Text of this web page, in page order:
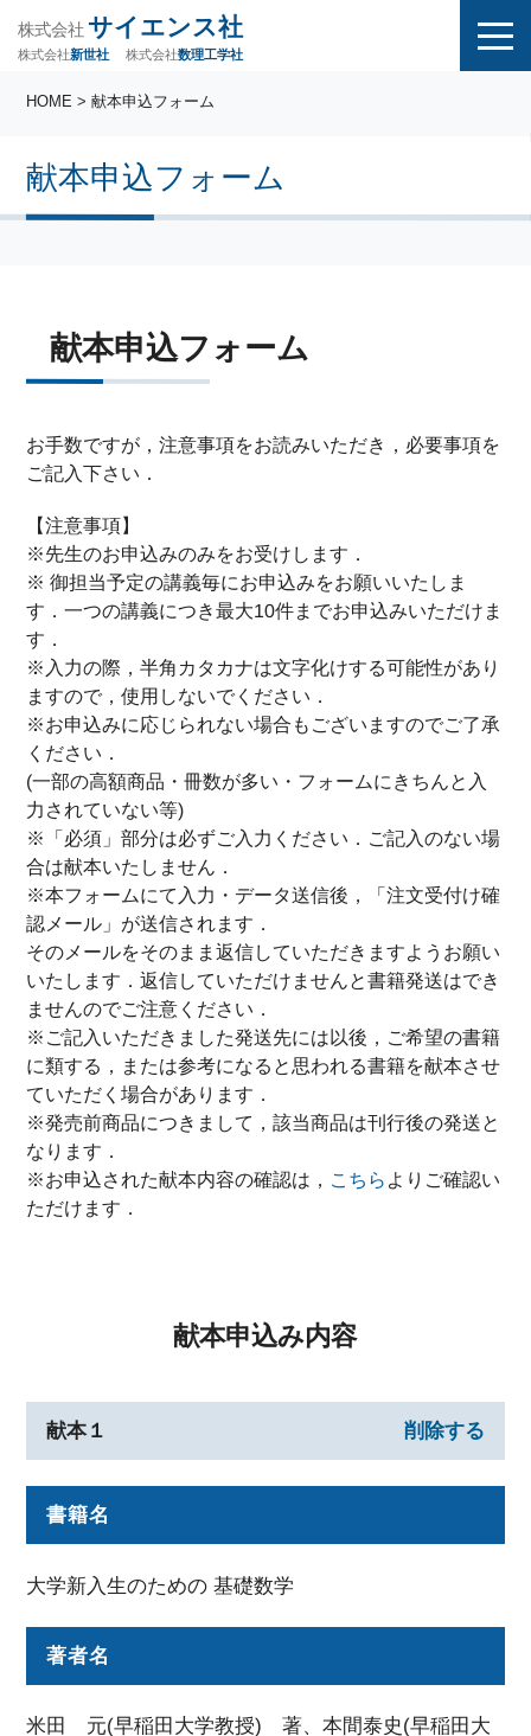
株式会社 サイエンス社
株式会社新世社 株式会社数理工学社
献本申込フォーム
HOME > 献本申込フォーム
献本申込フォーム
お手数ですが，注意事項をお読みいただき，必要事項を
ご記入下さい．
【注意事項】
※先生のお申込みのみをお受けします．
※ 御担当予定の講義毎にお申込みをお願いいたしま
す．一つの講義につき最大10件までお申込みいただけま
す．
※入力の際，半角カタカナは文字化けする可能性があり
ますので，使用しないでください．
※お申込みに応じられない場合もございますのでご了承
ください．
(一部の高額商品・冊数が多い・フォームにきちんと入
力されていない等)
※「必須」部分は必ずご入力ください．ご記入のない場
合は献本いたしません．
※本フォームにて入力・データ送信後，「注文受付け確
認メール」が送信されます．
そのメールをそのまま返信していただきますようお願い
いたします．返信していただけませんと書籍発送はでき
ませんのでご注意ください．
※ご記入いただきました発送先には以後，ご希望の書籍
に類する，または参考になると思われる書籍を献本させ
ていただく場合があります．
※発売前商品につきまして，該当商品は刊行後の発送と
なります．
※お申込された献本内容の確認は， こちら よりご確認い
ただけます．
献本申込み内容
献本１ 削除する
書籍名
大学新入生のための 基礎数学
著者名
米田 元(早稲田大学教授) 著、本間泰史(早稲田大